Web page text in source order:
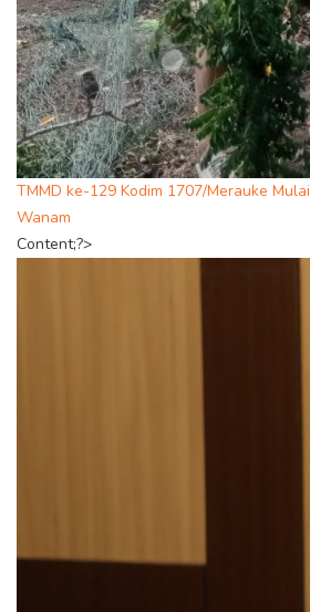
TMMD ke-129 Kodim 1707/Merauke
Wanam
Content;?>